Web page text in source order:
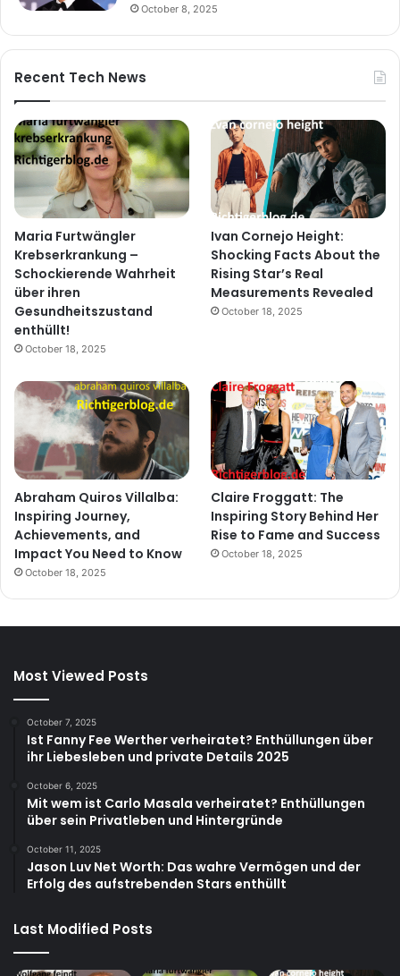
October 8, 2025
Recent Tech News
Maria Furtwängler
Krebserkrankung –
Schockierende Wahrheit
über ihren
Gesundheitszustand
enthüllt!
October 18, 2025
Ivan Cornejo Height:
Shocking Facts About the
Rising Star’s Real
Measurements Revealed
October 18, 2025
Abraham Quiros Villalba:
Inspiring Journey,
Achievements, and
Impact You Need to Know
October 18, 2025
Claire Froggatt: The
Inspiring Story Behind Her
Rise to Fame and Success
October 18, 2025
Most Viewed Posts
October 7, 2025
Ist Fanny Fee Werther verheiratet? Enthüllungen über
ihr Liebesleben und private Details 2025
October 6, 2025
Mit wem ist Carlo Masala verheiratet? Enthüllungen
über sein Privatleben und Hintergründe
October 11, 2025
Jason Luv Net Worth: Das wahre Vermögen und der
Erfolg des aufstrebenden Stars enthüllt
Last Modified Posts